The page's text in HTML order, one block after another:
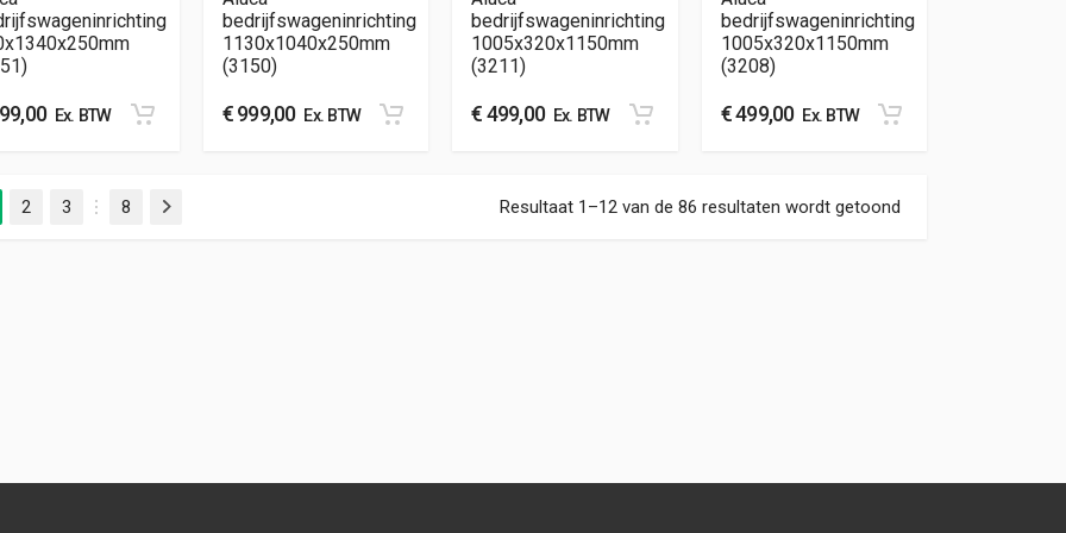
Ex. BTW
bedrijfswageninrichting
1130x1040x250mm
(3150)
€999,00Ex. BTW
bedrijfswageninrichting
1005x320x1150mm
(3211)
€499,00Ex. BTW
bedrijfswageninrichting
1005x320x1150mm
(3208)
€499,00Ex. BTW
2 3
…
8 Volgende Resultaat 1–12 van de 86 resultaten wordt getoond